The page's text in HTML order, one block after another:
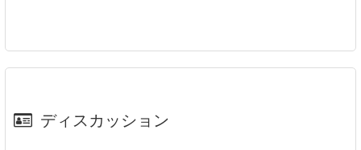
ディスカッション